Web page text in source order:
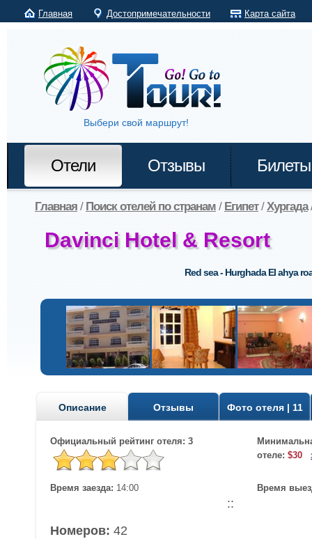
Главная Достопримечательности Карта сайта
Выбери свой маршрут!
Отели Отзывы Билеты
Главная / Поиск отелей по странам / Египет/Хургада
Davinci Hotel & Resort
Red sea - Hurghada El ahya
Описание Отзывы Фото отеля | 11
Официальный рейтинг отеля: 3
отеле: $30
Время заезда: 14:00 Время
::
Номеров: 42